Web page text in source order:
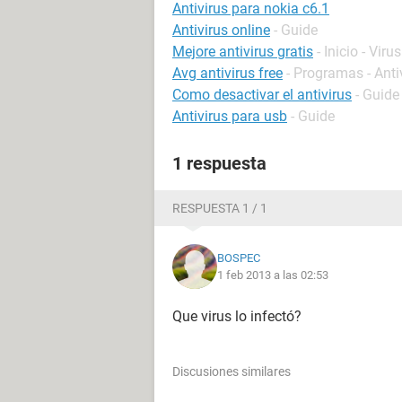
Antivirus para nokia c6.1
Antivirus online - Guide
Mejore antivirus gratis - Inicio - Virus
Avg antivirus free - Programas -
Como desactivar el antivirus - Guide
Antivirus para usb - Guide
1 respuesta
RESPUESTA 1 / 1
BOSPEC
1 feb 2013 a las 02:53
Que virus lo infectó?
Discusiones similares